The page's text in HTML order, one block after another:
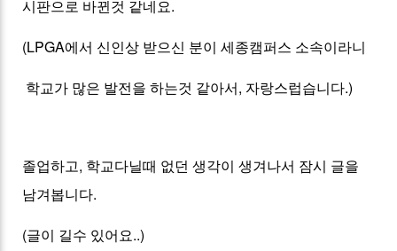
시판으로 바뀐것 같네요.
(LPGA에서 신인상 받으신 분이 세종캠퍼스 소속이라니
학교가 많은 발전을 하는것 같아서, 자랑스럽습니다.)
졸업하고, 학교다닐때 없던 생각이 생겨나서 잠시 글을
남겨봅니다.
(글이 길수 있어요..)